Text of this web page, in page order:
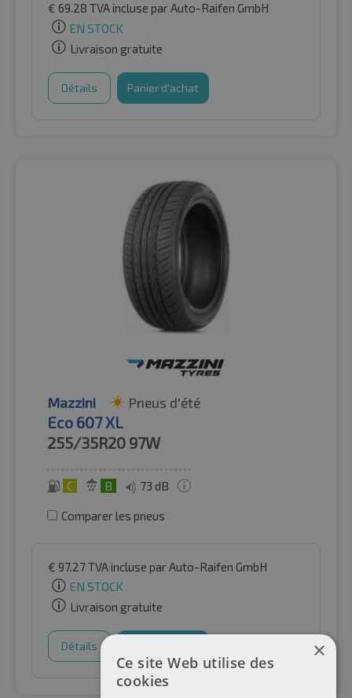
€ 69.28 TVA incluse par Auto-Raifen GmbH
EN STOCK
Livraison gratuite
Détails Panier d'achat
Mazzini Pneus d'été
Eco 607 XL
255/35R20 97W
C B 73 dB
Comparer les pneus
€ 97.27TVA incluse par Auto-Raifen GmbH
EN STOCK
Livraison gratuite
Détails ×
Ce site Web utilise des
cookies